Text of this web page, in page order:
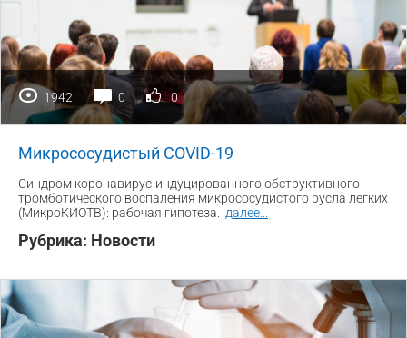
1942 0 0
Микрососудистый COVID-19
Синдром коронавирус-индуцированного обструктивного
тромботического воспаления микрососудистого русла лёгких
(МикроКИОТВ): рабочая гипотеза. далее...
Рубрика: Новости